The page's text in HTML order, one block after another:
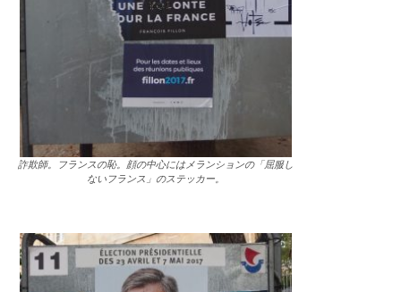
詐欺師。フランスの恥。顔の中心にはメランションの「屈服し
ないフランス」のステッカー。